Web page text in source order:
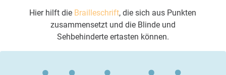
Hier hilft die Brailleschrift, die sich aus Punkten
zusammensetzt und die Blinde und
Sehbehinderte ertasten können.